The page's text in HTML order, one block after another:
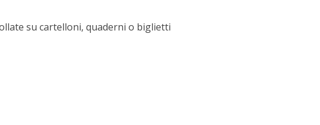
su cartelloni, quaderni o biglietti